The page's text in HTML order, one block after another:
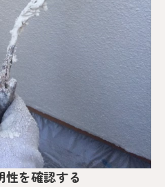
性を確認する